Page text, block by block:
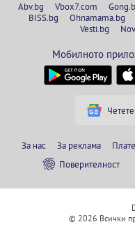
Abv.bg Vbox7.com
BISS.bg
Ohnamama.bg
Vesti.bg
Мобилното
За нас За реклама
Поверителност
© 2026 Всички